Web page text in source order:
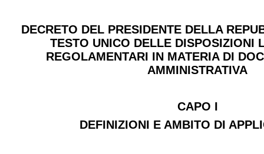
DECRETO DEL PRESIDENTE DELLA
TESTO UNICO DELLE DISPOSIZIONI
REGOLAMENTARI IN MATERIA DI
AMMINISTRATIVA
CAPO I
DEFINIZIONI E AMBITO DI